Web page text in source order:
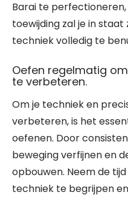
Barai te
toewijding zal je in
techniek volledig te
Oefen regelmatig
te verbeteren.
Om je techniek en
verbeteren, is het
oefenen. Door
beweging verfijnen en
opbouwen. Neem de
techniek te begrijpen